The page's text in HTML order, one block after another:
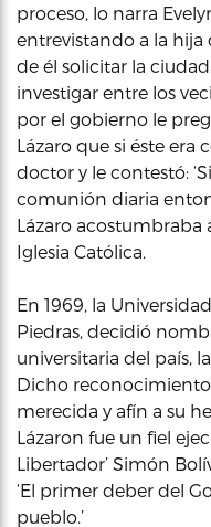
proceso, lo narra
entrevistando a la hija
de él solicitar la
investigar entre los
por el gobierno le
Lázaro que si éste era
doctor y le contestó:
comunión diaria
Lázaro acostumbraba
Iglesia Católica.
En 1969, la
Piedras, decidió
universitaria del país,
Dicho
merecida y afín a su
Lázaron fue un fiel
Libertador’ Simón
‘El primer deber del
pueblo.’